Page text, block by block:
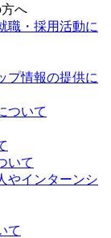
へ
職・採用活動に
プ情報の提供に
ついて
いて
やインターンシ
て